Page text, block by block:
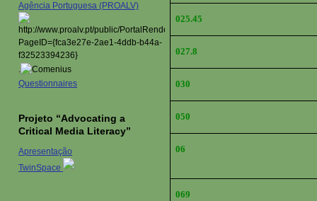
025.45
027.8
030
050
06
069
Agência Portuguesa (PROALV)
.
Questionnaires
Projeto “Advocating a
Critical Media Literacy”
Apresentação
TwinSpace